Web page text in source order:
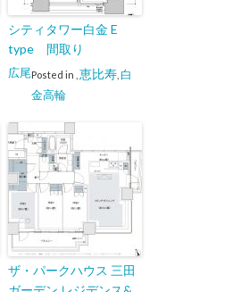
シティタワー白金 E
type 間取り
Posted in
広尾 恵比寿, 白
金高輪
ザ・パークハウス 三田